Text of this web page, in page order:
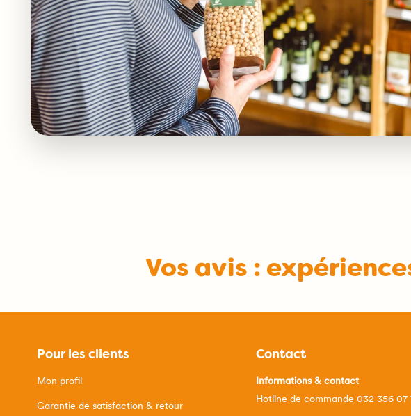
Vos avis :
Pour les clients
Mon profil
Garantie de satisfaction & retour
Contact
Informations & contact
Hotline de commande 032 356 07